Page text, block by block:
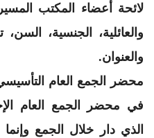
لائحة أعضاء المكتب
والعائلية، الجنسية، السن،
والعنوان.
محضر الجمع العام
في محضر الجمع العام
الذي دار خلال الجمع